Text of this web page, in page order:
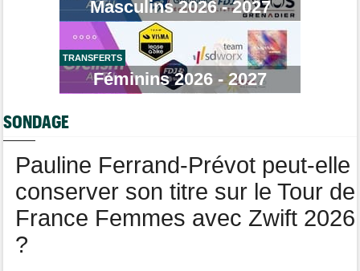
08/08
Championnats du Monde
La sélection française pour les Championnats du monde
Route
Romain Bardet hospitalisé après une chute dans la descente du
Loes Adegeest : "On essaiera encore demain..."
Masculins 2026 - 2027
TRANSFERTS
Féminins 2026 - 2027
SONDAGE
Pauline Ferrand-Prévot peut-elle
conserver son titre sur le Tour de
France Femmes avec Zwift 2026
?